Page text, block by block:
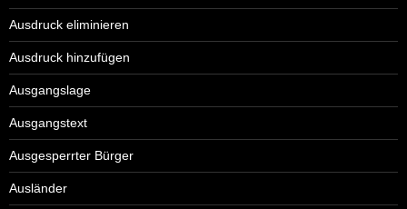
Ausdruck eliminieren
Ausdruck hinzufügen
Ausgangslage
Ausgangstext
Ausgesperrter Bürger
Ausländer